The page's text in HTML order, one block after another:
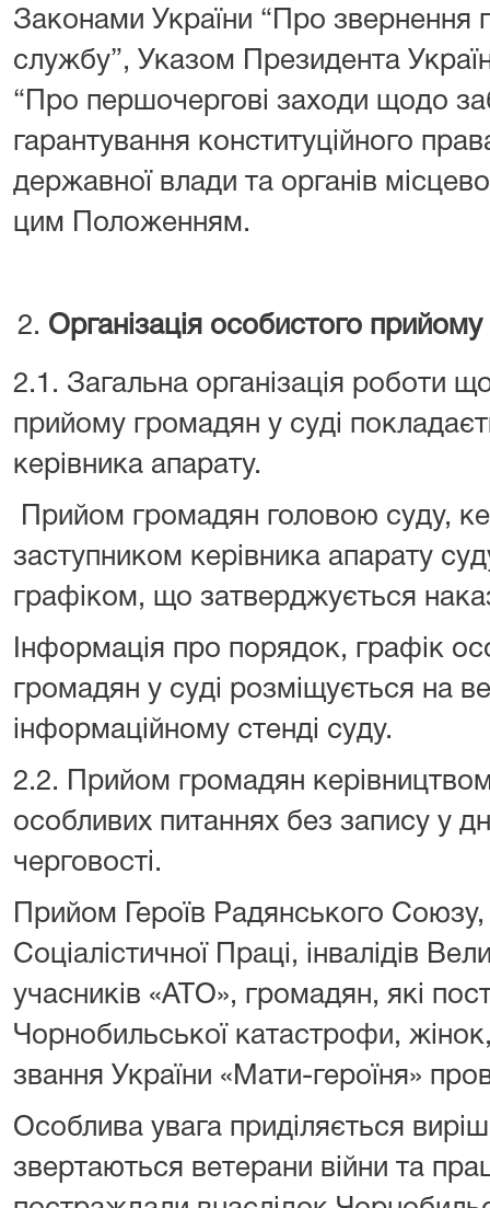
Законами України “Про звернення
службу”, Указом Президента
“Про першочергові заходи щодо
гарантування конституційного
державної влади та органів
цим Положенням.
Організація особистого
2.1. Загальна організація роботи
прийому громадян у суді
керівника апарату.
Прийом громадян головою суду,
заступником керівника апарату
графіком, що затверджується
Інформація про порядок, графік
громадян у суді розміщується на
інформаційному стенді суду.
2.2. Прийом громадян
особливих питаннях без запису у
черговості.
Прийом Героїв Радянського Союзу,
Соціалістичної Праці, інвалідів
учасників «АТО», громадян, які
Чорнобильської катастрофи,
звання України «Мати-героїня»
Особлива увага приділяється
звертаються ветерани війни та